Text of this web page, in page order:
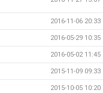
2016-11-06 20:33
2016-05-29 10:35
2016-05-02 11:45
2015-11-09 09:33
2015-10-05 10:20